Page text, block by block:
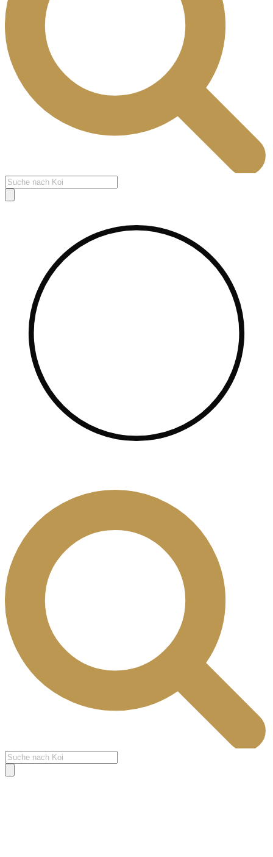
Products
search
Products
search